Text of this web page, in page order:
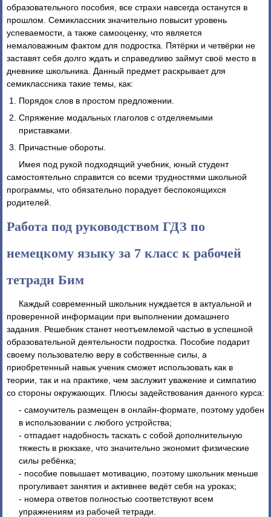
образовательного пособия, все страхи навсегда останутся в
прошлом. Семиклассник значительно повысит уровень
успеваемости, а также самооценку, что является
немаловажным фактом для подростка. Пятёрки и четвёрки не
заставят себя долго ждать и справедливо займут своё место в
дневнике школьника. Данный предмет раскрывает для
семиклассника такие темы, как:
Порядок слов в простом предложении.
Спряжение модальных глаголов с отделяемыми
приставками.
Причастные обороты.
Имея под рукой подходящий учебник, юный студент
самостоятельно справится со всеми трудностями школьной
программы, что обязательно порадует беспокоящихся
родителей.
Работа под руководством ГДЗ по
немецкому языку за 7 класс к рабочей
тетради Бим
Каждый современный школьник нуждается в актуальной и
проверенной информации при выполнении домашнего
задания. Решебник станет неотъемлемой частью в успешной
образовательной деятельности подростка. Пособие подарит
своему пользователю веру в собственные силы, а
приобретенный навык ученик сможет использовать как в
теории, так и на практике, чем заслужит уважение и симпатию
со стороны окружающих. Плюсы задействования данного курса:
- самоучитель размещен в онлайн-формате, поэтому удобен
в использовании с любого устройства;
- отпадает надобность таскать с собой дополнительную
тяжесть в рюкзаке, что значительно экономит физические
силы ребёнка;
- пособие повышает мотивацию, поэтому школьник меньше
прогуливает занятия и активнее ведёт себя на уроках;
- номера ответов полностью соответствуют всем
упражнениям из рабочей тетради.